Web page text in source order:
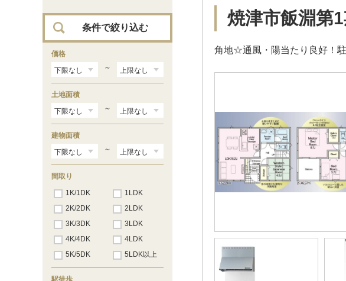
焼津市飯淵第
角地☆通風・陽当たり良好！
条件で絞り込む
価格
～
土地面積
～
建物面積
～
間取り
1K/1DK
1LDK
2K/2DK
2LDK
3K/3DK
3LDK
4K/4DK
4LDK
5K/5DK
5LDK以上
駅徒歩